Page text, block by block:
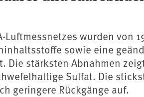
Luftmessnetzes wurden von
sowie eine
Die stärksten Abnahmen
Sulfat. Die
geringere Rückgänge auf.